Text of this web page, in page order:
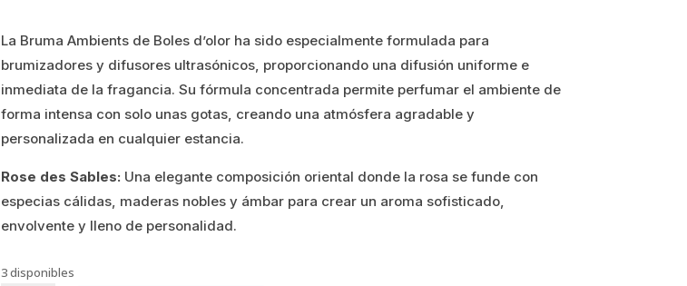
original
era:
11.65€.
actual
es:
9.32€.
La Bruma Ambients de Boles d’olor ha sido especialmente formulada para
brumizadores y difusores ultrasónicos, proporcionando una difusión uniforme e
inmediata de la fragancia. Su fórmula concentrada permite perfumar el ambiente de
forma intensa con solo unas gotas, creando una atmósfera agradable y
personalizada en cualquier estancia.
Rose des Sables: Una elegante composición oriental donde la rosa se funde con
especias cálidas, maderas nobles y ámbar para crear un aroma sofisticado,
envolvente y lleno de personalidad.
3 disponibles